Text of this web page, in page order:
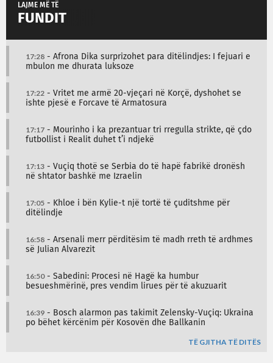
LAJME MË TË
FUNDIT
17:28 - Afrona Dika surprizohet para ditëlindjes: I fejuari e
mbulon me dhurata luksoze
17:22 - Vritet me armë 20-vjeçari në Korçë, dyshohet se
ishte pjesë e Forcave të Armatosura
17:17 - Mourinho i ka prezantuar tri rregulla strikte, që çdo
futbollist i Realit duhet t’i ndjekë
17:13 - Vuçiq thotë se Serbia do të hapë fabrikë dronësh
në shtator bashkë me Izraelin
17:05 - Khloe i bën Kylie-t një tortë të çuditshme për
ditëlindje
16:58 - Arsenali merr përditësim të madh rreth të ardhmes
së Julian Alvarezit
16:50- Sabedini: Procesi në Hagë ka humbur
besueshmërinë, pres vendim lirues për të akuzuarit
16:39 - Bosch alarmon pas takimit Zelensky-Vuçiq: Ukraina
po bëhet kërcënim për Kosovën dhe Ballkanin
TË GJITHA TË DITËS